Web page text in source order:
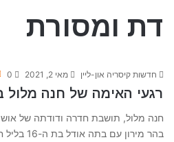
דת ומסורת
חדשות קיסריה און-ליין מאי 2, 2021 0
רגעי האימה של חנה מלול
חנה מלול, תושבת חדרה ודודתה של
בהר מירון עם בתה אודל בת ה-16 בליל חמישי…